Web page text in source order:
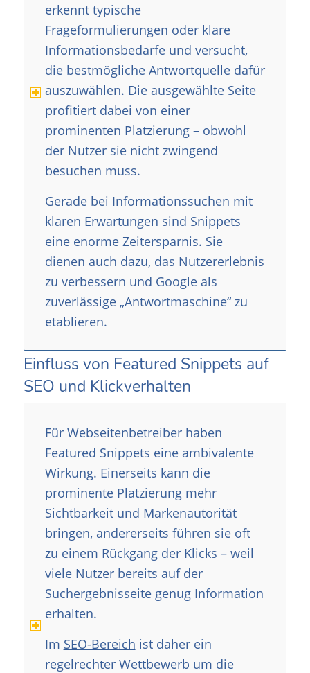
erkennt typische
Frageformulierungen oder klare
Informationsbedarfe und versucht,
die bestmögliche Antwortquelle dafür
auszuwählen. Die ausgewählte Seite
profitiert dabei von einer
prominenten Platzierung – obwohl
der Nutzer sie nicht zwingend
besuchen muss.
Gerade bei Informationssuchen mit
klaren Erwartungen sind Snippets
eine enorme Zeitersparnis. Sie
dienen auch dazu, das Nutzererlebnis
zu verbessern und Google als
zuverlässige „Antwortmaschine“ zu
etablieren.
Einfluss von Featured Snippets auf
SEO und Klickverhalten
Für Webseitenbetreiber haben
Featured Snippets eine ambivalente
Wirkung. Einerseits kann die
prominente Platzierung mehr
Sichtbarkeit und Markenautorität
bringen, andererseits führen sie oft
zu einem Rückgang der Klicks – weil
viele Nutzer bereits auf der
Suchergebnisseite genug Information
erhalten.
Im SEO-Bereich ist daher ein
regelrechter Wettbewerb um die